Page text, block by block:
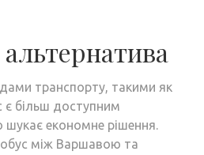
транспорту, такими як
є більш доступним
шукає економне рішення.
між Варшавою та